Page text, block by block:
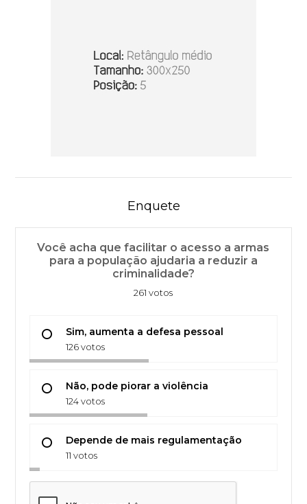
Enquete
Você acha que facilitar o acesso a armas
para a população ajudaria a reduzir a
criminalidade?
261 votos
Sim, aumenta a defesa pessoal
126 votos
Não, pode piorar a violência
124 votos
Depende de mais regulamentação
11 votos